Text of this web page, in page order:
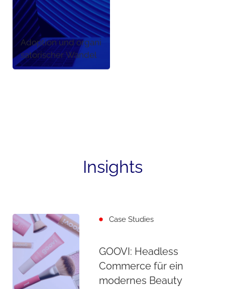
Adoption und organi
satorischer Wandel
Insights
Case Studies
GOOVI: Headless
Commerce für ein
modernes Beauty